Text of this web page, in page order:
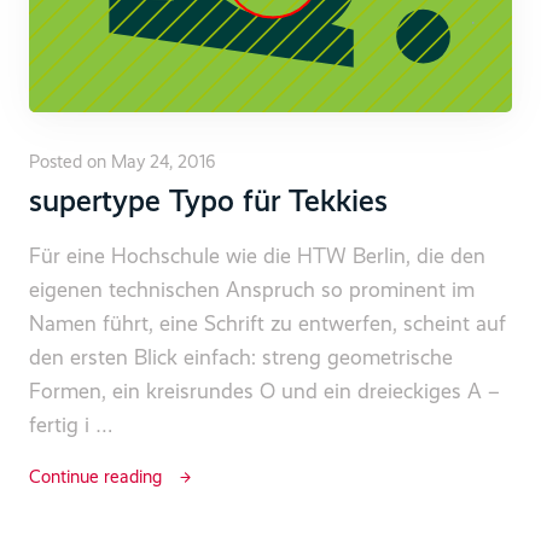
Posted on May 24, 2016
supertype Typo für Tekkies
Für eine Hochschule wie die HTW Berlin, die den
eigenen technischen Anspruch so prominent im
Namen führt, eine Schrift zu entwerfen, scheint auf
den ersten Blick einfach: streng geometrische
Formen, ein kreisrundes O und ein dreieckiges A –
fertig i …
Continue reading